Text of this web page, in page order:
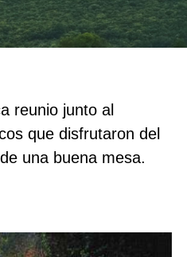
reunio junto al
que disfrutaron del
una buena mesa.